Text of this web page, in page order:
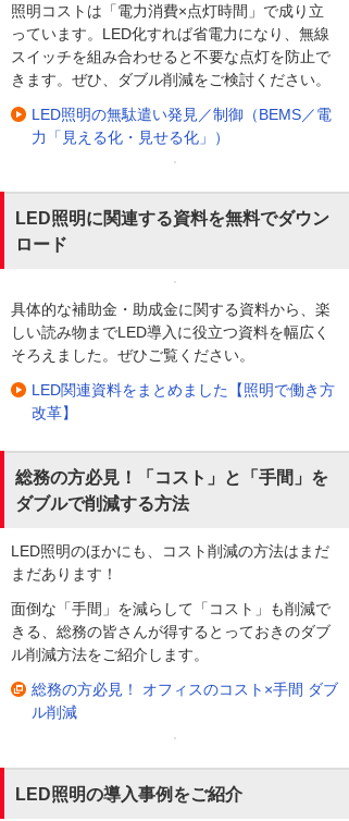
照明コストは「電力消費×点灯時間」で成り立
っています。LED化すれば省電力になり、無線
スイッチを組み合わせると不要な点灯を防止で
きます。ぜひ、ダブル削減をご検討ください。
LED照明の無駄遣い発見／制御（BEMS／電
力「見える化・見せる化」）
LED照明に関連する資料を無料でダウン
ロード
具体的な補助金・助成金に関する資料から、楽
しい読み物までLED導入に役立つ資料を幅広く
そろえました。ぜひご覧ください。
LED関連資料をまとめました【照明で働き方
改革】
総務の方必見！「コスト」と「手間」を
ダブルで削減する方法
LED照明のほかにも、コスト削減の方法はまだ
まだあります！
面倒な「手間」を減らして「コスト」も削減で
きる、総務の皆さんが得するとっておきのダブ
ル削減方法をご紹介します。
総務の方必見！ オフィスのコスト×手間 ダブ
ル削減
LED照明の導入事例をご紹介